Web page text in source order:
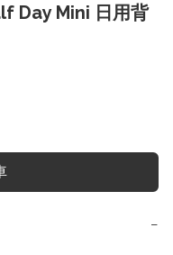
Day Mini 日用背
−